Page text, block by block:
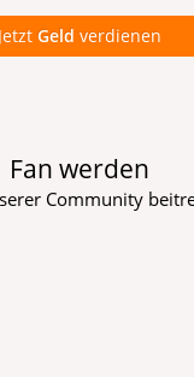
Jetzt Geld verdienen
Fan werden
Community